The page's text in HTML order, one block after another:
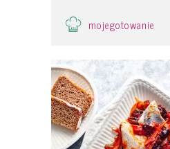
mojegotowanie